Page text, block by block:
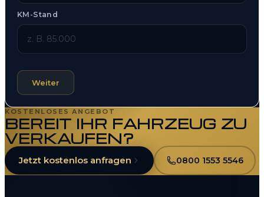
KM-Stand
Weiter
KOSTENLOSES ANGEBOT
BEREIT IHR FAHRZEUG ZU
VERKAUFEN?
Jetzt kostenlos anfragen 0800 1553 5546